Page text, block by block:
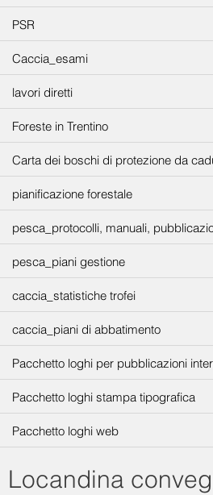
PSR
Caccia_esami
lavori diretti
Foreste in Trentino
Carta dei boschi di protezione da
pianificazione forestale
pesca_protocolli, manuali,
pesca_piani gestione
caccia_statistiche trofei
caccia_piani di abbatimento
Pacchetto loghi per pubblicazioni
Pacchetto loghi stampa tipografica
Pacchetto loghi web
Locandina